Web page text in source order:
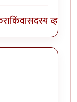
किंवासदस्य व्हा